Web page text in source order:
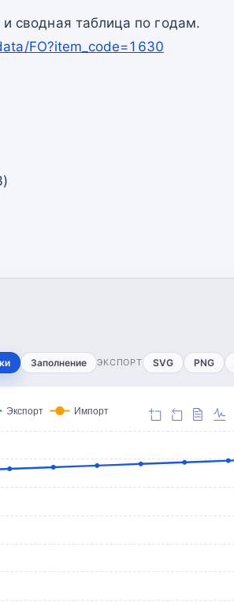
сводная таблица по годам.
FO?item_code=1630
Заполнение ЭКСПОРТ SVG PNG
Экспорт Импорт